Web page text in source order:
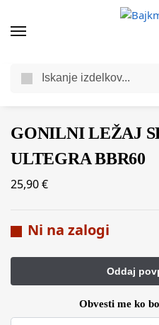
/ Trgovina / Komponente
GONILNI LEŽAJ
ULTEGRA BBR60
25,90€
Ni na zalogi
Obvesti me ko